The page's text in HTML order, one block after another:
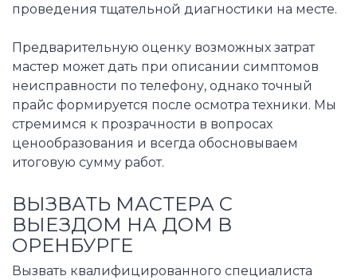
проведения тщательной диагностики на месте.
Предварительную оценку возможных затрат
мастер может дать при описании симптомов
неисправности по телефону, однако точный
прайс формируется после осмотра техники. Мы
стремимся к прозрачности в вопросах
ценообразования и всегда обосновываем
итоговую сумму работ.
ВЫЗВАТЬ МАСТЕРА С
ВЫЕЗДОМ НА ДОМ В
ОРЕНБУРГЕ
Вызвать квалифицированного специалиста